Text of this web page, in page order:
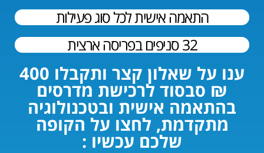
התאמה אישית לכל סוג פעילות
32 סניפים בפריסה ארצית
ענו על שאלון קצר ותקבלו 400
₪ סבסוד לרכישת מדרסים
בהתאמה אישית ובטכנולוגיה
מתקדמת, לחצו על הקופה
שלכם עכשיו :​